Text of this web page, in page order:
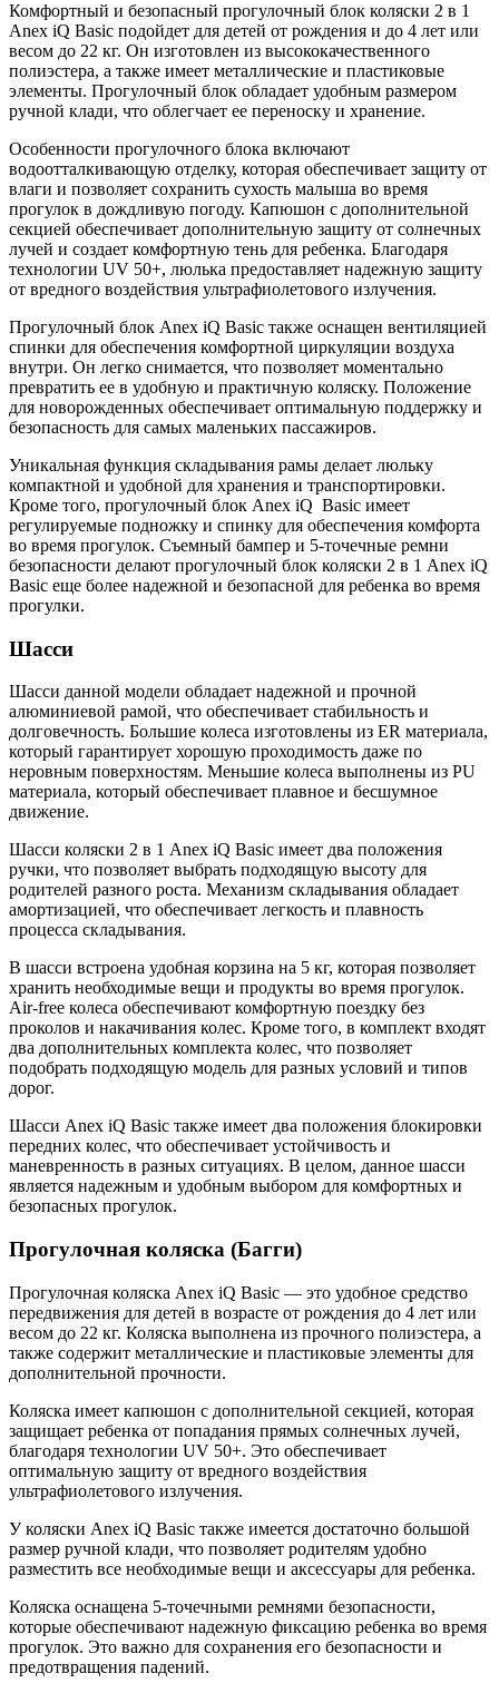
Комфортный и безопасный прогулочный блок коляски 2 в 1
Anex iQ Basic подойдет для детей от рождения и до 4 лет или
весом до 22 кг. Он изготовлен из высококачественного
полиэстера, а также имеет металлические и пластиковые
элементы. Прогулочный блок обладает удобным размером
ручной клади, что облегчает ее переноску и хранение.
Особенности прогулочного блока включают
водоотталкивающую отделку, которая обеспечивает защиту от
влаги и позволяет сохранить сухость малыша во время
прогулок в дождливую погоду. Капюшон с дополнительной
секцией обеспечивает дополнительную защиту от солнечных
лучей и создает комфортную тень для ребенка. Благодаря
технологии UV 50+, люлька предоставляет надежную защиту
от вредного воздействия ультрафиолетового излучения.
Прогулочный блок Anex iQ Basic также оснащен вентиляцией
спинки для обеспечения комфортной циркуляции воздуха
внутри. Он легко снимается, что позволяет моментально
превратить ее в удобную и практичную коляску. Положение
для новорожденных обеспечивает оптимальную поддержку и
безопасность для самых маленьких пассажиров.
Уникальная функция складывания рамы делает люльку
компактной и удобной для хранения и транспортировки.
Кроме того, прогулочный блок Anex iQ Basic имеет
регулируемые подножку и спинку для обеспечения комфорта
во время прогулок. Съемный бампер и 5-точечные ремни
безопасности делают прогулочный блок коляски 2 в 1 Anex iQ
Basic еще более надежной и безопасной для ребенка во время
прогулки.
Шасси
Шасси данной модели обладает надежной и прочной
алюминиевой рамой, что обеспечивает стабильность и
долговечность. Большие колеса изготовлены из ER материала,
который гарантирует хорошую проходимость даже по
неровным поверхностям. Меньшие колеса выполнены из PU
материала, который обеспечивает плавное и бесшумное
движение.
Шасси коляски 2 в 1 Anex iQ Basic имеет два положения
ручки, что позволяет выбрать подходящую высоту для
родителей разного роста. Механизм складывания обладает
амортизацией, что обеспечивает легкость и плавность
процесса складывания.
В шасси встроена удобная корзина на 5 кг, которая позволяет
хранить необходимые вещи и продукты во время прогулок.
Air-free колеса обеспечивают комфортную поездку без
проколов и накачивания колес. Кроме того, в комплект входят
два дополнительных комплекта колес, что позволяет
подобрать подходящую модель для разных условий и типов
дорог.
Шасси Anex iQ Basic также имеет два положения блокировки
передних колес, что обеспечивает устойчивость и
маневренность в разных ситуациях. В целом, данное шасси
является надежным и удобным выбором для комфортных и
безопасных прогулок.
Прогулочная коляска (Багги)
Прогулочная коляска Anex iQ Basic — это удобное средство
передвижения для детей в возрасте от рождения до 4 лет или
весом до 22 кг. Коляска выполнена из прочного полиэстера, а
также содержит металлические и пластиковые элементы для
дополнительной прочности.
Коляска имеет капюшон с дополнительной секцией, которая
защищает ребенка от попадания прямых солнечных лучей,
благодаря технологии UV 50+. Это обеспечивает
оптимальную защиту от вредного воздействия
ультрафиолетового излучения.
У коляски Anex iQ Basic также имеется достаточно большой
размер ручной клади, что позволяет родителям удобно
разместить все необходимые вещи и аксессуары для ребенка.
Коляска оснащена 5-точечными ремнями безопасности,
которые обеспечивают надежную фиксацию ребенка во время
прогулок. Это важно для сохранения его безопасности и
предотвращения падений.